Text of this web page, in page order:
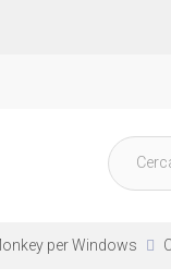
per Windows